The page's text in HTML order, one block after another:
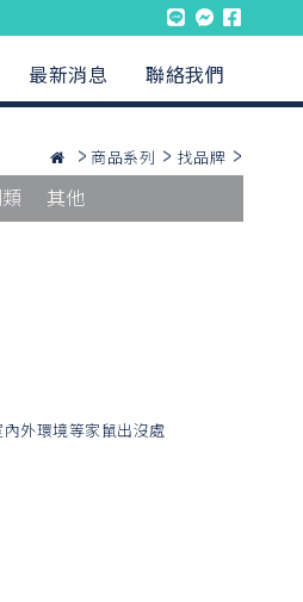
最新消息 聯絡我們
商品系列 找品牌
其他
外環境等家鼠出沒處